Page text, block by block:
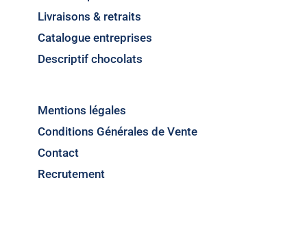
Livraisons & retraits
Catalogue entreprises
Descriptif chocolats
Mentions légales
Conditions Générales de Vente
Contact
Recrutement